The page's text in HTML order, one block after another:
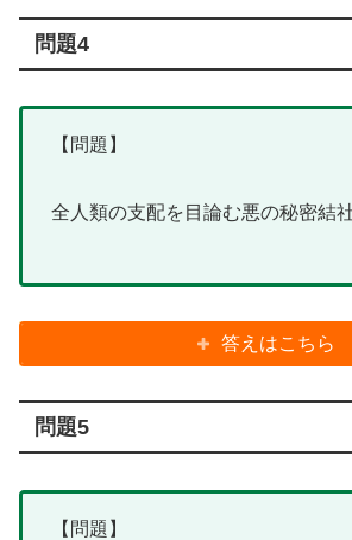
問題4
【問題】
全人類の支配を目論む悪の秘密結
答えはこちら
問題5
【問題】